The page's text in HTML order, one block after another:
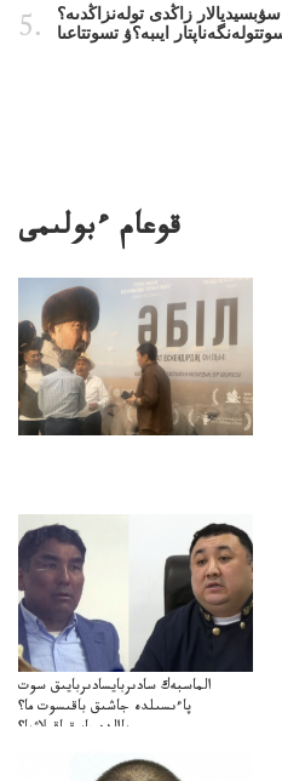
سۋبسيديالار زاڭدى تولەنزاڭدىە؟
قوعام ءبولىمى
الماسبەك سادىربايسادىربايىق سوت
پاءىسىلدە جاشىق باقىسوت ما؟
پاالدەجابىقباقىلاۋما؟